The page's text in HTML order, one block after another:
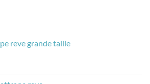
reve grande taille